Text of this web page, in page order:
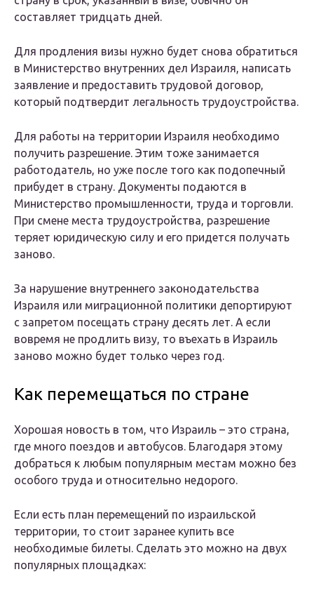
составляет тридцать дней.
Для продления визы нужно будет снова обратиться
в Министерство внутренних дел Израиля, написать
заявление и предоставить трудовой договор,
который подтвердит легальность трудоустройства.
Для работы на территории Израиля необходимо
получить разрешение. Этим тоже занимается
работодатель, но уже после того как подопечный
прибудет в страну. Документы подаются в
Министерство промышленности, труда и торговли.
При смене места трудоустройства, разрешение
теряет юридическую силу и его придется получать
заново.
За нарушение внутреннего законодательства
Израиля или миграционной политики депортируют
с запретом посещать страну десять лет. А если
вовремя не продлить визу, то въехать в Израиль
заново можно будет только через год.
Как перемещаться по стране
Хорошая новость в том, что Израиль – это страна,
где много поездов и автобусов. Благодаря этому
добраться к любым популярным местам можно без
особого труда и относительно недорого.
Если есть план перемещений по израильской
территории, то стоит заранее купить все
необходимые билеты. Сделать это можно на двух
популярных площадках: